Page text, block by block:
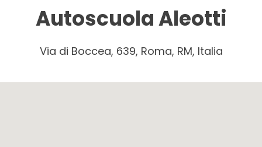
Autoscuola Aleotti
Via di Boccea, 639, Roma, RM, Italia